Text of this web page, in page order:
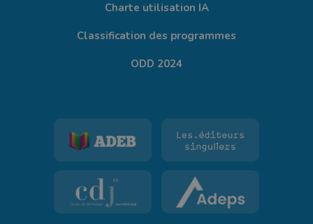
Charte utilisation IA
Classification des programmes
ODD 2024